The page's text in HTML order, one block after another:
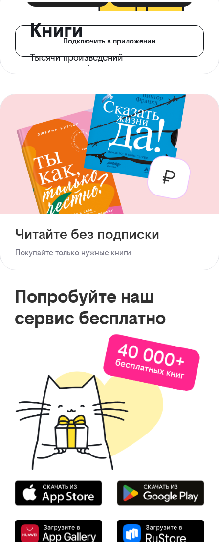
Книги
Тысячи произведений
с доступом офлайн
Подключить в приложении
Читайте без подписки
Покупайте только нужные книги
Попробуйте наш
сервис бесплатно